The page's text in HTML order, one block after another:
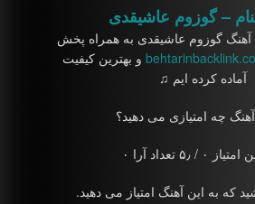
– گوزوم عاشیقدی
آهنگ گوزوم عاشیقدی به همراه پخش
و بهترین کیفیت
آماده کرده ایم ♫
چه امتیازی می دهید؟
۰ / ۵٫ تعداد آرا ۰
که به این آهنگ امتیاز می دهید.